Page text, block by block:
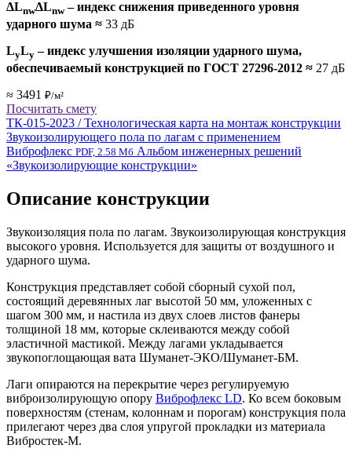
ΔLnwΔLnw– индекс снижения приведенного уровня
ударного шума ≈ 33 дБ
LyLy – индекс улучшения изоляции ударного шума,
обеспечиваемый конструкцией по ГОСТ 27296-2012 ≈ 27 дБ
≈ 3491 ₽/м²
Посчитать смету
ТК-015-2023 / Технологическая карта на монтаж конструкции
Звукоизолирующего пола по лагам с применением
Виброфлекс PDF, 2.58 Мб Альбом инженерных решений
«Звукоизолирующие конструкции»
Описание конструкции
Звукоизоляция пола по лагам. Звукоизолирующая конструкция
высокого уровня. Используется для защиты от воздушного и
ударного шума.
Конструкция представляет собой сборный сухой пол,
состоящий деревянных лаг высотой 50 мм, уложенных с
шагом 300 мм, и настила из двух слоев листов фанеры
толщиной 18 мм, которые склеиваются между собой
эластичной мастикой. Между лагами укладывается
звукопоглощающая вата Шуманет-ЭКО/Шуманет-БМ.
Лаги опираются на перекрытие через регулируемую
виброизолирующую опору Виброфлекс LD. Ко всем боковым
поверхностям (стенам, колоннам и порогам) конструкция пола
прилегают через два слоя упругой прокладки из материала
Вибростек-М.